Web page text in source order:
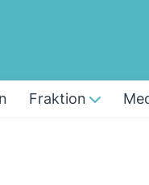
Fraktion